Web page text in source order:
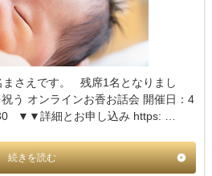
まさえです。 残席1名となりまし
う オンラインお香お話会 開催日：4
▼▼詳細とお申し込み https: …
続きを読む